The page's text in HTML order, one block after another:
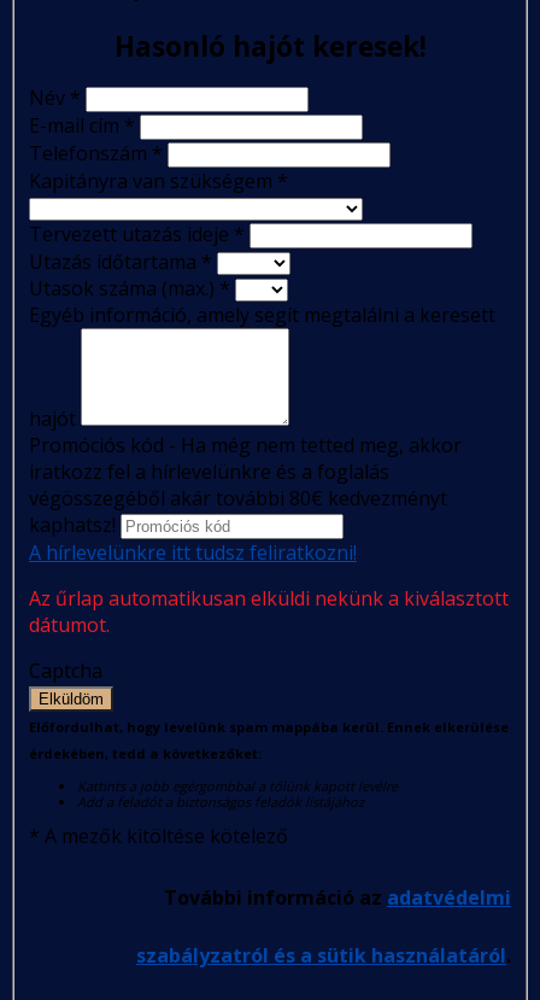
Hasonló hajót keresek!
Név *
E-mail cím *
Telefonszám *
Kapitányra van szükségem *
Tervezett utazás ideje *
Utazás időtartama *
Utasok száma (max.) *
Egyéb információ, amely segít megtalálni a keresett
hajót
Promóciós kód - Ha még nem tetted meg, akkor
iratkozz fel a hírlevelünkre és a foglalás
végösszegéből akár további 80€ kedvezményt
kaphatsz!
A hírlevelünkre itt tudsz feliratkozni!
Az űrlap automatikusan elküldi nekünk a kiválasztott
dátumot.
Captcha
Elküldöm
Előfordulhat, hogy levelünk spam mappába kerül. Ennek elkerülése
érdekében, tedd a következőket:
Kattints a jobb egérgombbal a tőlünk kapott levélre
Add a feladót a biztonságos feladók listájához
* A mezők kitöltése kötelező
További információ az adatvédelmi
szabályzatról és a sütik használatáról.